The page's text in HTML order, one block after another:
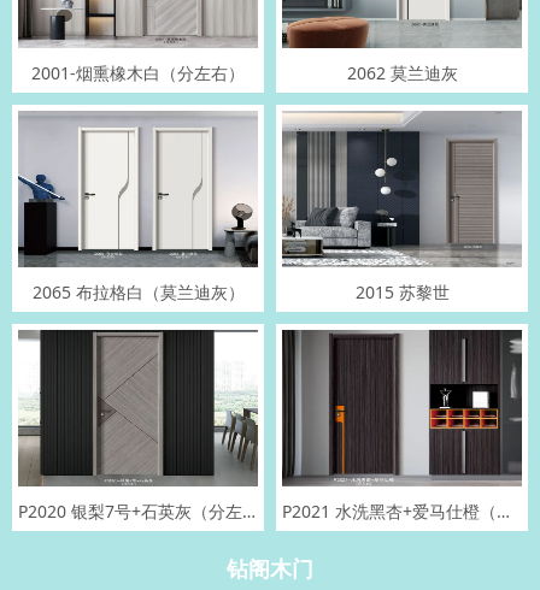
2001-烟熏橡木白（分左右） 2062 莫兰迪灰
2065 布拉格白（莫兰迪灰） 2015 苏黎世
P2020 银梨7号+石英灰（分左右） P2021 水洗黑杏+爱马仕橙（分左右）
钻阁木门